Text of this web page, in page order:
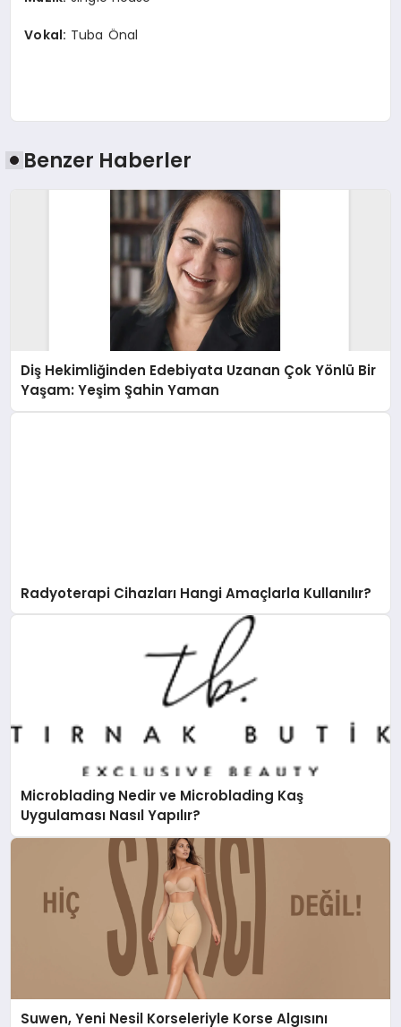
Vokal: Tuba Önal
Benzer Haberler
Diş Hekimliğinden Edebiyata Uzanan Çok Yönlü Bir
Yaşam: Yeşim Şahin Yaman
Radyoterapi Cihazları Hangi Amaçlarla Kullanılır?
Microblading Nedir ve Microblading Kaş
Uygulaması Nasıl Yapılır?
Suwen, Yeni Nesil Korseleriyle Korse Algısını